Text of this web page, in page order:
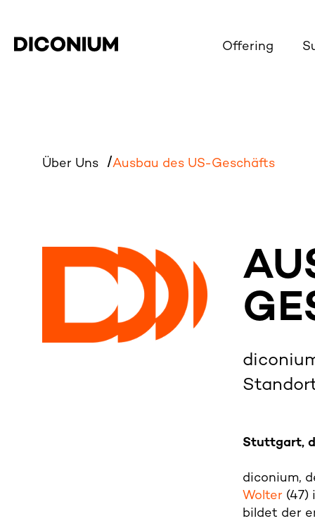
Offering
Über Uns Ausbau des US-Geschäfts
Stuttgart,
diconium,
Wolter (47)
bildet der